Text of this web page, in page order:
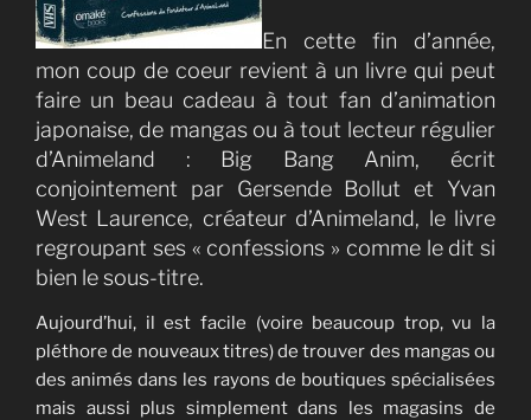
En cette fin d’année,
mon coup de coeur revient à un livre qui peut
faire un beau cadeau à tout fan d’animation
japonaise, de mangas ou à tout lecteur régulier
d’Animeland : Big Bang Anim, écrit
conjointement par Gersende Bollut et Yvan
West Laurence, créateur d’Animeland, le livre
regroupant ses « confessions » comme le dit si
bien le sous-titre.
Aujourd’hui, il est facile (voire beaucoup trop, vu la
pléthore de nouveaux titres) de trouver des mangas ou
des animés dans les rayons de boutiques spécialisées
mais aussi plus simplement dans les magasins de